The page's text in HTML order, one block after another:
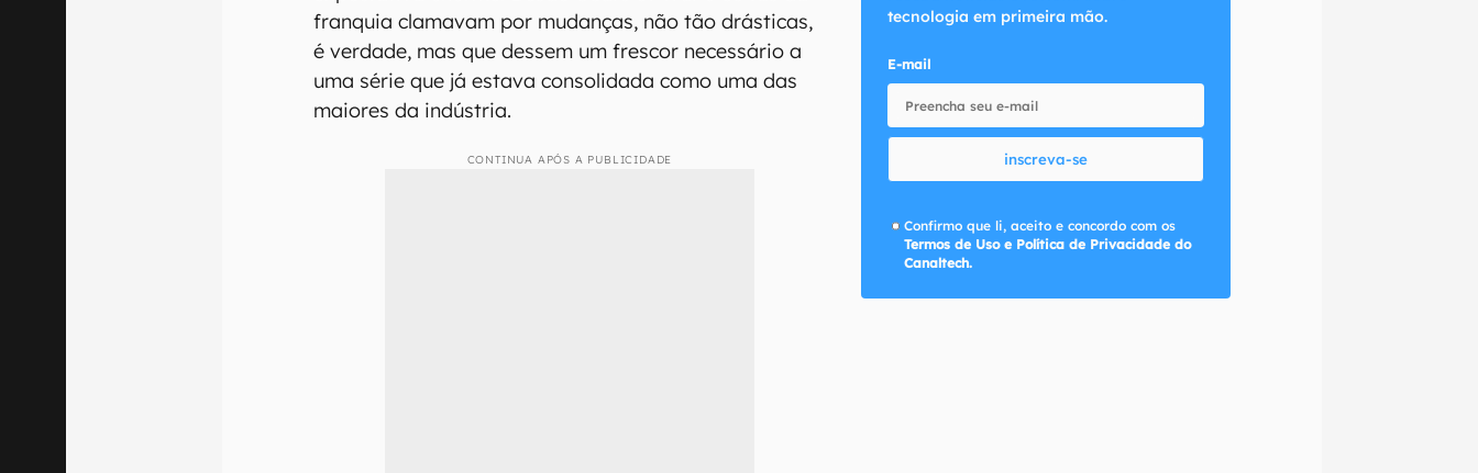
franquia clamavam por mudanças, não tão drásticas,
é verdade, mas que dessem um frescor necessário a
uma série que já estava consolidada como uma das
maiores da indústria.
CONTINUA APÓS A PUBLICIDADE
tecnologia em primeira mão.
E-mail
inscreva-se
Confirmo que li, aceito e concordo com os
Termos de Uso e Política de Privacidade do
Canaltech.